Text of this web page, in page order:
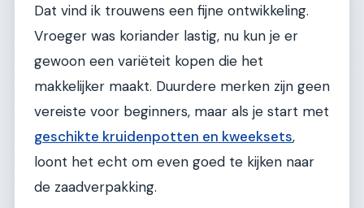
Dat vind ik trouwens een fijne ontwikkeling.
Vroeger was koriander lastig, nu kun je er
gewoon een variëteit kopen die het
makkelijker maakt. Duurdere merken zijn geen
vereiste voor beginners, maar als je start met
geschikte kruidenpotten en kweeksets,
loont het echt om even goed te kijken naar
de zaadverpakking.